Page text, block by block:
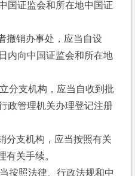
国证监会和所在地中国证
撤销办事处，应当自设
内向中国证监会和所在地
分支机构，应当自收到批
政管理机关办理登记注册
支机构，应当按照有关
有关手续。
按照法律、行政法规和中